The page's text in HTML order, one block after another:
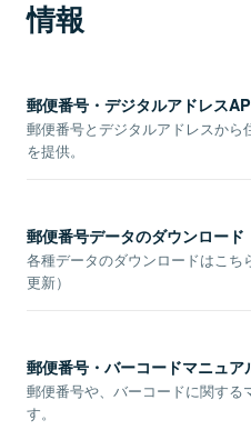
情報
郵便番号・デジタルアドレス
郵便番号とデジタルアドレスから
を提供。
郵便番号データのダウンロード
各種データのダウンロードはこち
更新）
郵便番号・バーコードマニュア
郵便番号や、バーコードに関する
す。